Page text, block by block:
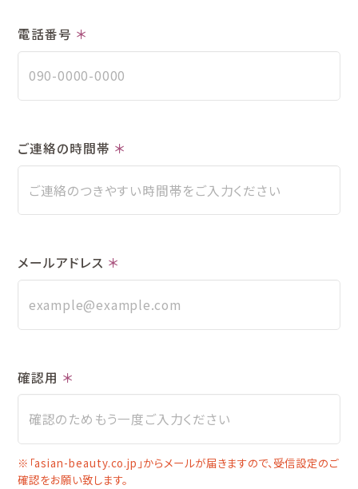
電話番号 ＊
ご連絡の時間帯 ＊
メールアドレス ＊
確認用 ＊
※「asian-beauty.co.jp」からメールが届きますので、受信設定のご
確認をお願い致します。